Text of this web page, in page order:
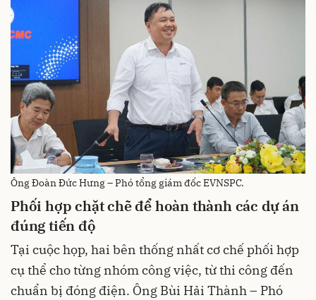
Ông Đoàn Đức Hưng – Phó tổng giám đốc EVNSPC.
Phối hợp chặt chẽ để hoàn thành các dự án
đúng tiến độ
Tại cuộc họp, hai bên thống nhất cơ chế phối hợp
cụ thể cho từng nhóm công việc, từ thi công đến
chuẩn bị đóng điện. Ông Bùi Hải Thành – Phó